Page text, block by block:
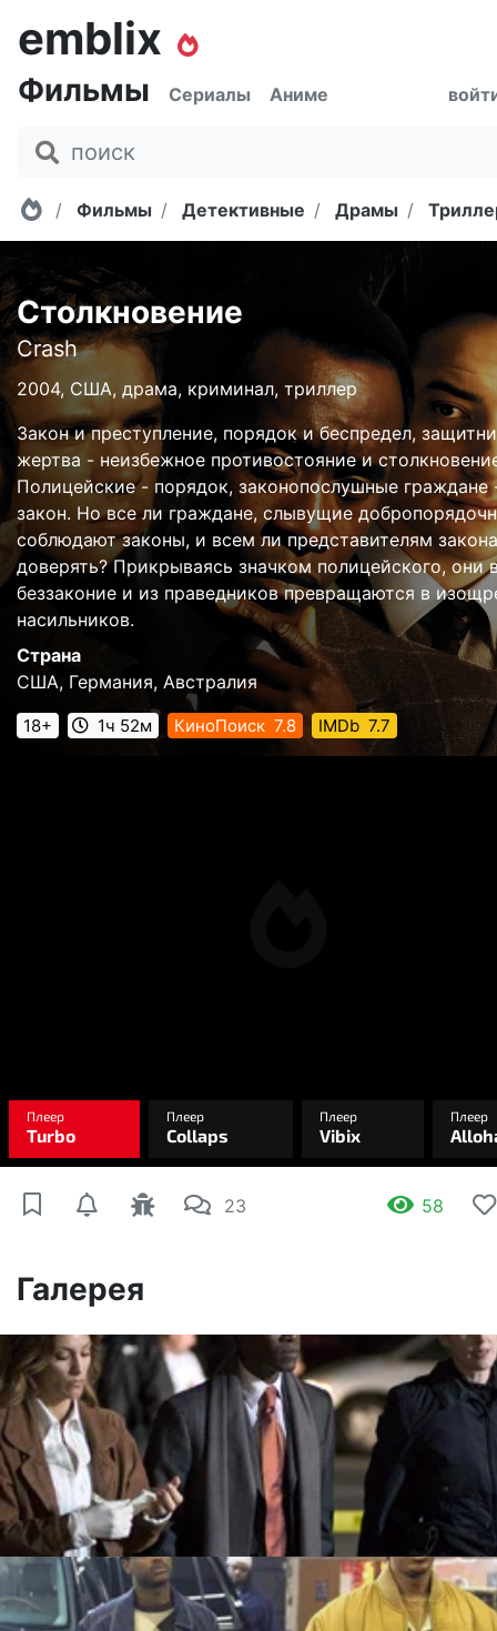
emblix
Фильмы Сериалы Аниме
Главная
Фильмы Детективные Драмы
Столкновение
Crash
2004, США, драма, криминал, триллер
Закон и преступление, порядок и беспредел,
жертва - неизбежное противостояние и
Полицейские - порядок, законопослушные граждане
закон. Но все ли граждане, слывущие
соблюдают законы, и всем ли представителям
доверять? Прикрываясь значком полицейского, они
беззаконие и из праведников превращаются в
насильников.
Страна
США, Германия, Австралия
18+ 1ч 52м КиноПоиск 7.8 IMDb 7.7
23 58
Галерея